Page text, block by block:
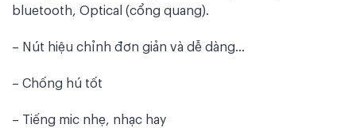
bluetooth, Optical (cổng quang).
– Nút hiệu chỉnh đơn giản và dễ dàng…
– Chống hú tốt
– Tiếng mic nhẹ, nhạc hay